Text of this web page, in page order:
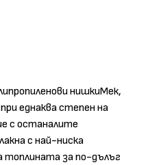
нишкиМек,
еднаква степен на
с останалите
с най-ниска
за по-дълъг